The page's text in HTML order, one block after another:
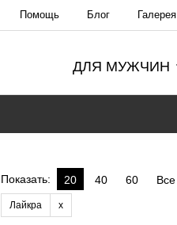
Помощь Блог Галерея
ДЛЯ МУЖЧИН
Показать: 20 40 60 Все
Лайкра